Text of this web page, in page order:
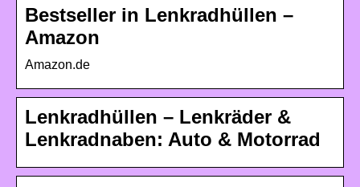
Bestseller in Lenkradhüllen –
Amazon
Amazon.de
Lenkradhüllen – Lenkräder &
Lenkradnaben: Auto & Motorrad